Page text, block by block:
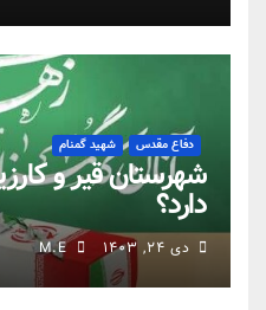
دفاع مقدس شهید گمنام
شهرستان قیر و
دارد؟
دی ۲۴, ۱۴۰۳ M.E